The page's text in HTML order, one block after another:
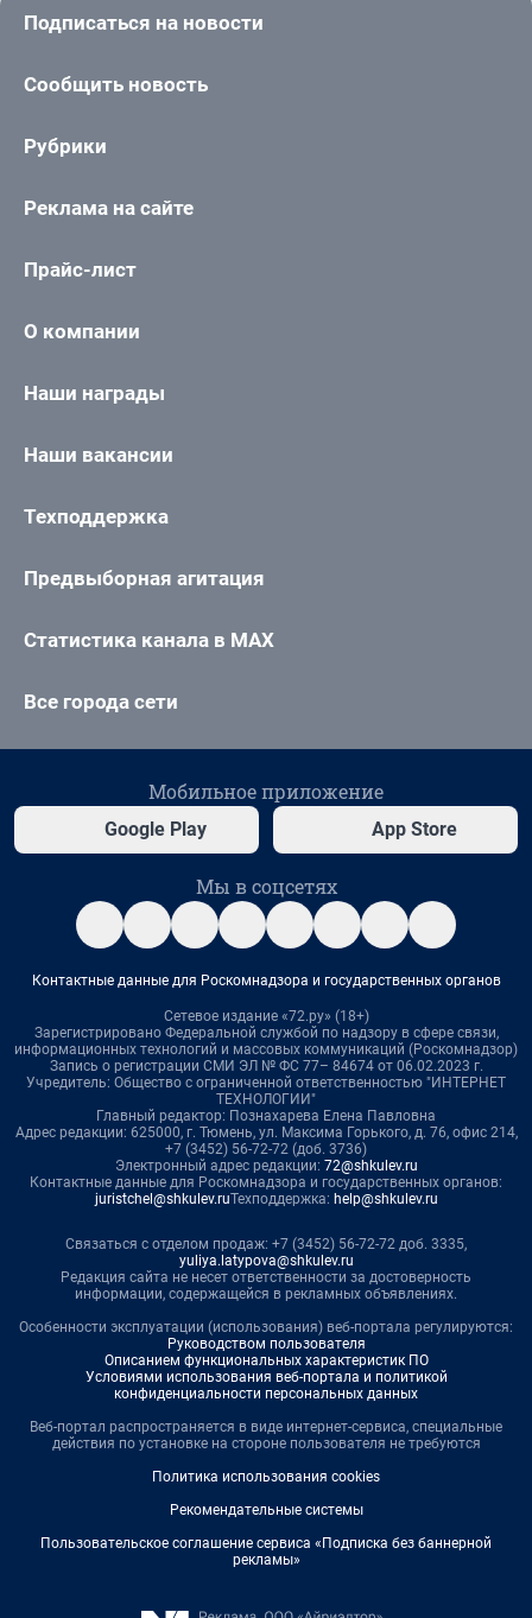
Подписаться на новости
Сообщить новость
Рубрики
Реклама на сайте
Прайс-лист
О компании
Наши награды
Наши вакансии
Техподдержка
Предвыборная агитация
Статистика канала в MAX
Все города сети
Мобильное приложение
Google Play App Store
Мы в соцсетях
Контактные данные для Роскомнадзора и государственных органов
Сетевое издание «72.ру» (18+)
Зарегистрировано Федеральной службой по надзору в сфере связи,
информационных технологий и массовых коммуникаций (Роскомнадзор)
Запись о регистрации СМИ ЭЛ № ФС 77– 84674 от 06.02.2023 г.
Учредитель: Общество с ограниченной ответственностью "ИНТЕРНЕТ
ТЕХНОЛОГИИ"
Главный редактор: Познахарева Елена Павловна
Адрес редакции: 625000, г. Тюмень, ул. Максима Горького, д. 76, офис 214,
+7 (3452) 56-72-72 (доб. 3736)
Электронный адрес редакции: 72@shkulev.ru
Контактные данные для Роскомнадзора и государственных органов:
juristchel@shkulev.ruТехподдержка: help@shkulev.ru
Связаться с отделом продаж: +7 (3452) 56-72-72 доб. 3335,
yuliya.latypova@shkulev.ru
Редакция сайта не несет ответственности за достоверность
информации, содержащейся в рекламных объявлениях.
Особенности эксплуатации (использования) веб-портала регулируются:
Руководством пользователя
Описанием функциональных характеристик ПО
Условиями использования веб-портала и политикой
конфиденциальности персональных данных
Веб-портал распространяется в виде интернет-сервиса, специальные
действия по установке на стороне пользователя не требуются
Политика использования cookies
Рекомендательные системы
Пользовательское соглашение сервиса «Подписка без баннерной
рекламы»